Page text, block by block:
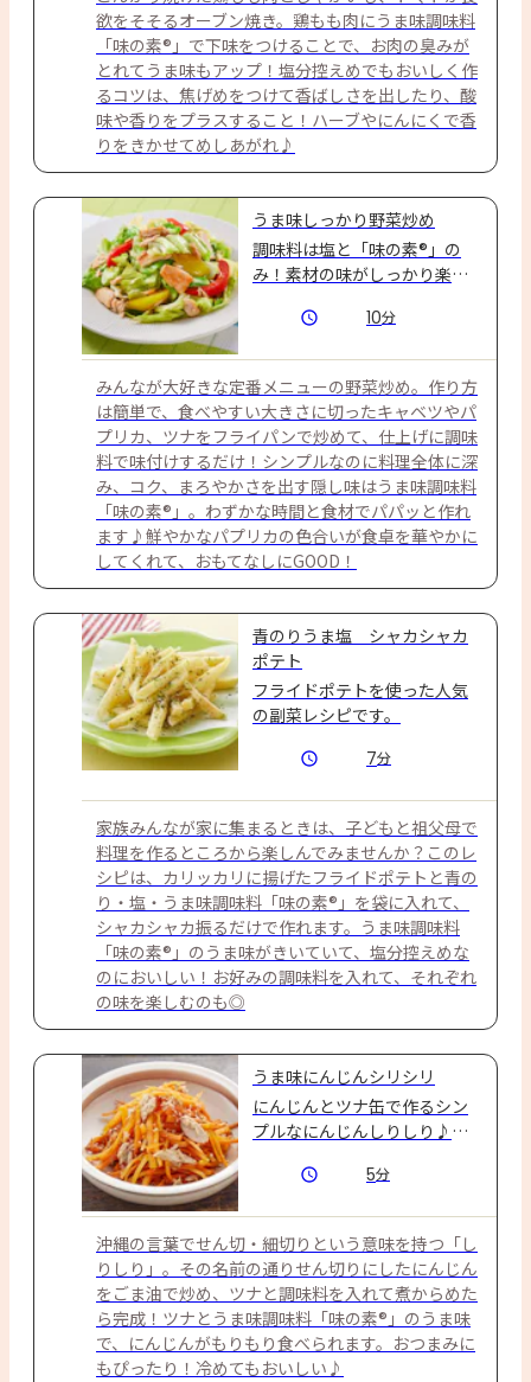
欲をそそるオーブン焼き。鶏もも肉にうま味調味料
「味の素®」で下味をつけることで、お肉の臭みが
とれてうま味もアップ！塩分控えめでもおいしく作
るコツは、焦げめをつけて香ばしさを出したり、酸
味や香りをプラスすること！ハーブやにんにくで香
りをきかせてめしあがれ♪
うま味しっかり野菜炒め
調味料は塩と「味の素®」の
み！素材の味がしっかり楽し
10分
みんなが大好きな定番メニューの野菜炒め。作り方
は簡単で、食べやすい大きさに切ったキャベツやパ
プリカ、ツナをフライパンで炒めて、仕上げに調味
料で味付けするだけ！シンプルなのに料理全体に深
み、コク、まろやかさを出す隠し味はうま味調味料
「味の素®」。わずかな時間と食材でパパッと作れ
ます♪鮮やかなパプリカの色合いが食卓を華やかに
してくれて、おもてなしにGOOD！
青のりうま塩 シャカシャカ
ポテト
フライドポテトを使った人気
の副菜レシピです。
7分
家族みんなが家に集まるときは、子どもと祖父母で
料理を作るところから楽しんでみませんか？このレ
シピは、カリッカリに揚げたフライドポテトと青の
り・塩・うま味調味料「味の素®」を袋に入れて、
シャカシャカ振るだけで作れます。うま味調味料
「味の素®」のうま味がきいていて、塩分控えめな
のにおいしい！お好みの調味料を入れて、それぞれ
の味を楽しむのも◎
うま味にんじんシリシリ
にんじんとツナ缶で作るシン
プルなにんじんしりしり♪お
5分
沖縄の言葉でせん切・細切りという意味を持つ「し
りしり」。その名前の通りせん切りにしたにんじん
をごま油で炒め、ツナと調味料を入れて煮からめた
ら完成！ツナとうま味調味料「味の素®」のうま味
で、にんじんがもりもり食べられます。おつまみに
もぴったり！冷めてもおいしい♪